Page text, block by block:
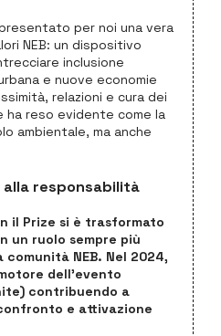
per noi una vera
NEB: un dispositivo
inclusione
e nuove economie
relazioni e cura dei
ha reso evidente come la
ambientale, ma anche
responsabilità
il Prize si è trasformato
un ruolo sempre più
NEB. Nel 2024,
dell’evento
contribuendo a
e attivazione